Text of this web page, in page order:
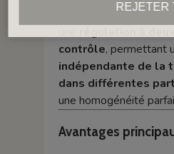
En complément, il est
contrôle, permettant
indépendante de la
dans différentes
une homogénéité
Avantages
REJETER